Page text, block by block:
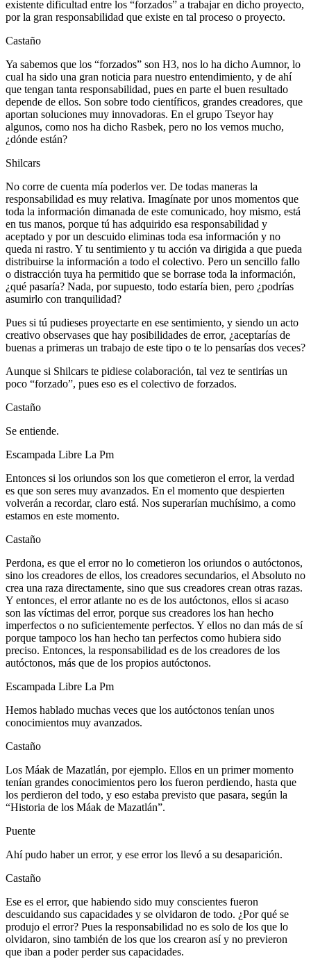
existente dificultad entre los “forzados” a trabajar en dicho proyecto,
por la gran responsabilidad que existe en tal proceso o proyecto.
Castaño
Ya sabemos que los “forzados” son H3, nos lo ha dicho Aumnor, lo
cual ha sido una gran noticia para nuestro entendimiento, y de ahí
que tengan tanta responsabilidad, pues en parte el buen resultado
depende de ellos. Son sobre todo científicos, grandes creadores, que
aportan soluciones muy innovadoras. En el grupo Tseyor hay
algunos, como nos ha dicho Rasbek, pero no los vemos mucho,
¿dónde están?
Shilcars
No corre de cuenta mía poderlos ver. De todas maneras la
responsabilidad es muy relativa. Imagínate por unos momentos que
toda la información dimanada de este comunicado, hoy mismo, está
en tus manos, porque tú has adquirido esa responsabilidad y
aceptado y por un descuido eliminas toda esa información y no
queda ni rastro. Y tu sentimiento y tu acción va dirigida a que pueda
distribuirse la información a todo el colectivo. Pero un sencillo fallo
o distracción tuya ha permitido que se borrase toda la información,
¿qué pasaría? Nada, por supuesto, todo estaría bien, pero ¿podrías
asumirlo con tranquilidad?
Pues si tú pudieses proyectarte en ese sentimiento, y siendo un acto
creativo observases que hay posibilidades de error, ¿aceptarías de
buenas a primeras un trabajo de este tipo o te lo pensarías dos veces?
Aunque si Shilcars te pidiese colaboración, tal vez te sentirías un
poco “forzado”, pues eso es el colectivo de forzados.
Castaño
Se entiende.
Escampada Libre La Pm
Entonces si los oriundos son los que cometieron el error, la verdad
es que son seres muy avanzados. En el momento que despierten
volverán a recordar, claro está. Nos superarían muchísimo, a como
estamos en este momento.
Castaño
Perdona, es que el error no lo cometieron los oriundos o autóctonos,
sino los creadores de ellos, los creadores secundarios, el Absoluto no
crea una raza directamente, sino que sus creadores crean otras razas.
Y entonces, el error atlante no es de los autóctonos, ellos si acaso
son las víctimas del error, porque sus creadores los han hecho
imperfectos o no suficientemente perfectos. Y ellos no dan más de sí
porque tampoco los han hecho tan perfectos como hubiera sido
preciso. Entonces, la responsabilidad es de los creadores de los
autóctonos, más que de los propios autóctonos.
Escampada Libre La Pm
Hemos hablado muchas veces que los autóctonos tenían unos
conocimientos muy avanzados.
Castaño
Los Máak de Mazatlán, por ejemplo. Ellos en un primer momento
tenían grandes conocimientos pero los fueron perdiendo, hasta que
los perdieron del todo, y eso estaba previsto que pasara, según la
“Historia de los Máak de Mazatlán”.
Puente
Ahí pudo haber un error, y ese error los llevó a su desaparición.
Castaño
Ese es el error, que habiendo sido muy conscientes fueron
descuidando sus capacidades y se olvidaron de todo. ¿Por qué se
produjo el error? Pues la responsabilidad no es solo de los que lo
olvidaron, sino también de los que los crearon así y no previeron
que iban a poder perder sus capacidades.